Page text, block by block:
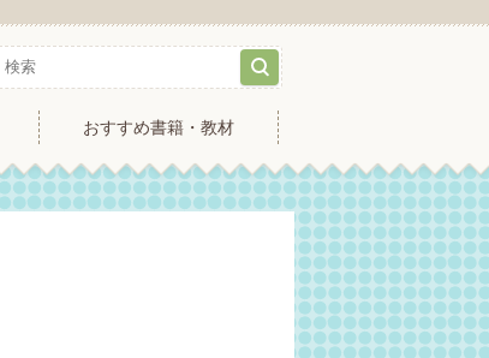
おすすめ書籍・教材